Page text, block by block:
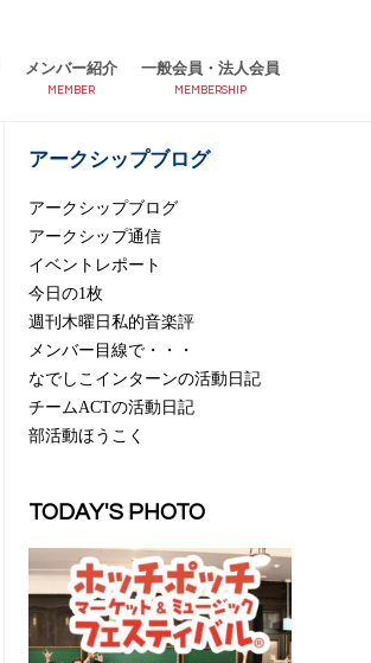
メンバー紹介
MEMBER
一般会員・法人会員
MEMBERSHIP
アークシップブログ
アークシップブログ
アークシップ通信
イベントレポート
今日の1枚
週刊木曜日私的音楽評
メンバー目線で・・・
なでしこインターンの活動日記
チームACTの活動日記
部活動ほうこく
TODAY'S PHOTO